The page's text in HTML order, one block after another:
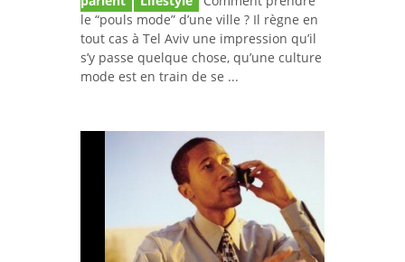
le “pouls mode” d’une ville ? Il règne en
tout cas à Tel Aviv une impression qu’il
s’y passe quelque chose, qu’une culture
mode est en train de se ...